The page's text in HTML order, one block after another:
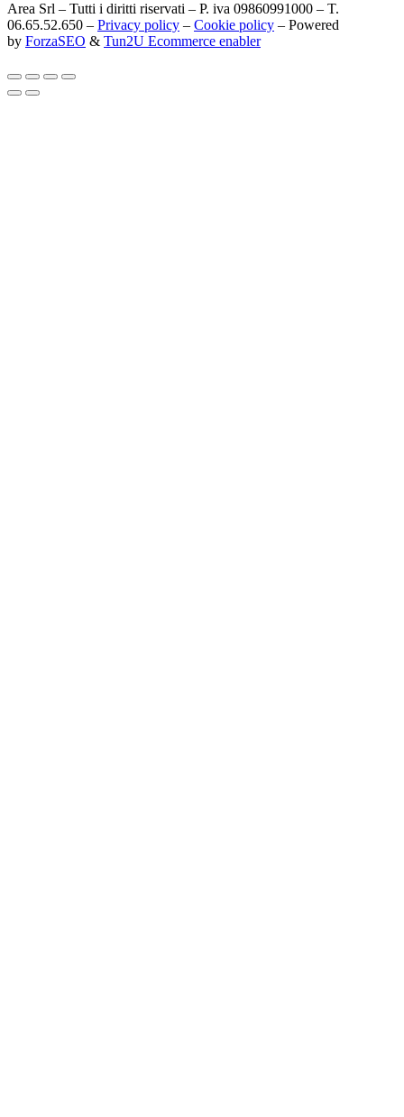
Area Srl – Tutti i diritti riservati – P. iva 09860991000 – T.
06.65.52.650 – Privacy policy – Cookie policy – Powered
by ForzaSEO & Tun2U Ecommerce enabler